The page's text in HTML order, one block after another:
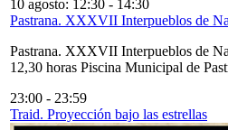
10 agosto: 12:30 - 14:30
Pastrana. XXXVII Interpueblos de
Pastrana. XXXVII Interpueblos de
12,30 horas Piscina Municipal de
23:00 - 23:59
Traid. Proyección bajo las estrellas